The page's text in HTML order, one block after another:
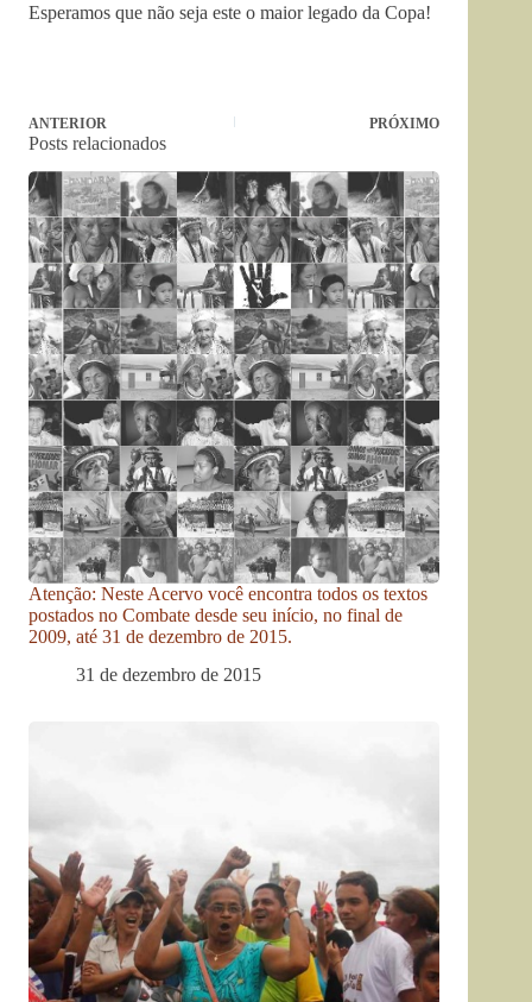
Esperamos que não seja este o maior legado da Copa!
ANTERIOR PRÓXIMO
Posts relacionados
Atenção: Neste Acervo você encontra todos os textos
postados no Combate desde seu início, no final de
2009, até 31 de dezembro de 2015.
31 de dezembro de 2015